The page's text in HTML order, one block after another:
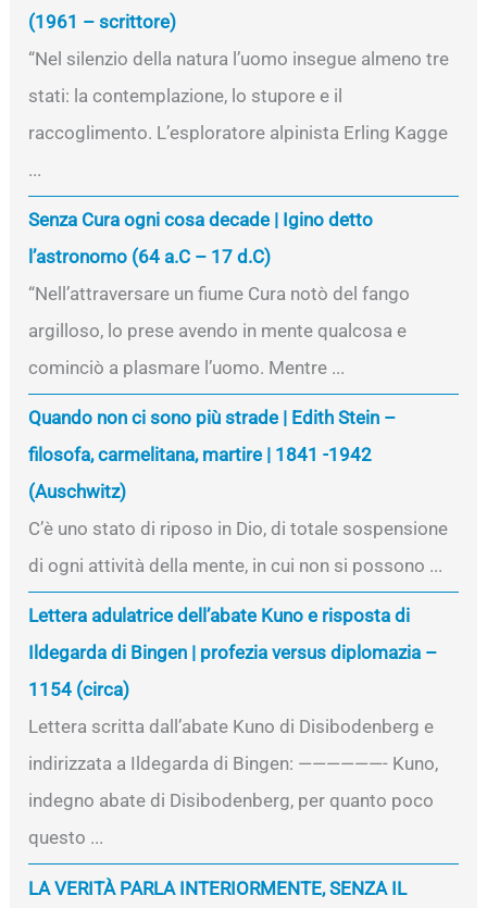
(1961 – scrittore)
“Nel silenzio della natura l’uomo insegue almeno tre
stati: la contemplazione, lo stupore e il
raccoglimento. L’esploratore alpinista Erling Kagge
...
Senza Cura ogni cosa decade | Igino detto
l’astronomo (64 a.C – 17 d.C)
“Nell’attraversare un fiume Cura notò del fango
argilloso, lo prese avendo in mente qualcosa e
cominciò a plasmare l’uomo. Mentre ...
Quando non ci sono più strade | Edith Stein –
filosofa, carmelitana, martire | 1841 -1942
(Auschwitz)
C’è uno stato di riposo in Dio, di totale sospensione
di ogni attività della mente, in cui non si possono ...
Lettera adulatrice dell’abate Kuno e risposta di
Ildegarda di Bingen | profezia versus diplomazia –
1154 (circa)
Lettera scritta dall’abate Kuno di Disibodenberg e
indirizzata a Ildegarda di Bingen: ——————- Kuno,
indegno abate di Disibodenberg, per quanto poco
questo ...
LA VERITÀ PARLA INTERIORMENTE, SENZA IL